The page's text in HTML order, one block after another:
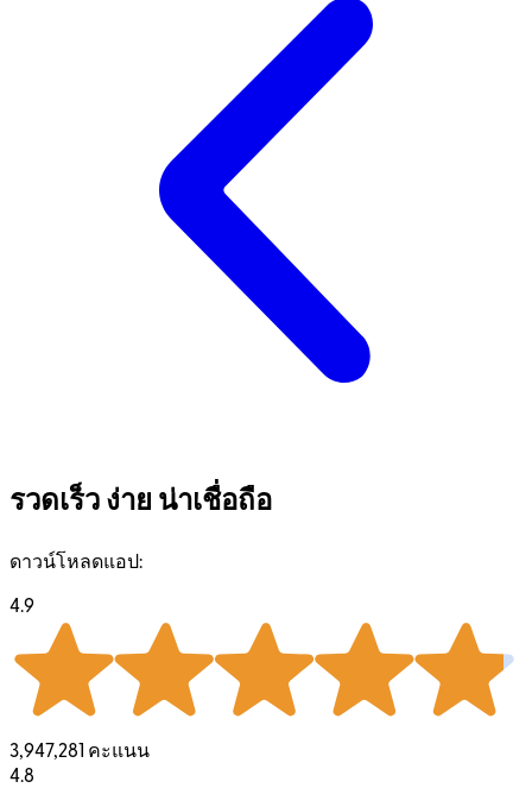
รวดเร็ว ง่าย น่าเชื่อถือ
ดาวน์โหลดแอป:
4.9
3,947,281 คะแนน
4.8